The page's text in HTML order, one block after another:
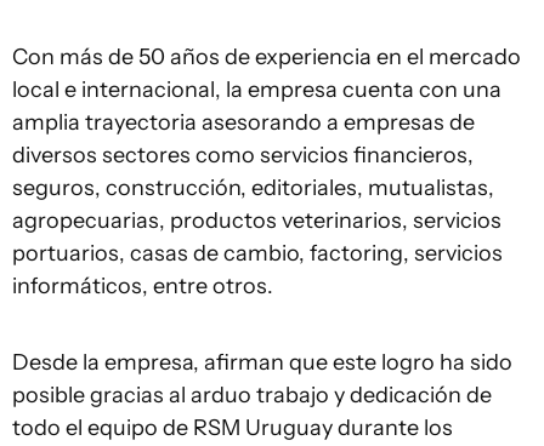
Con más de 50 años de experiencia en el mercado
local e internacional, la empresa cuenta con una
amplia trayectoria asesorando a empresas de
diversos sectores como servicios financieros,
seguros, construcción, editoriales, mutualistas,
agropecuarias, productos veterinarios, servicios
portuarios, casas de cambio, factoring, servicios
informáticos, entre otros.
Desde la empresa, afirman que este logro ha sido
posible gracias al arduo trabajo y dedicación de
todo el equipo de RSM Uruguay durante los